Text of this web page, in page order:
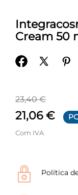
Cream 50
23,40 €
21,06 €
Com IVA
Política